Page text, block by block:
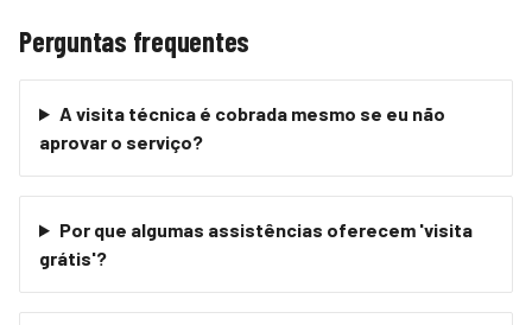
Perguntas frequentes
A visita técnica é cobrada mesmo se eu não
aprovar o serviço?
Por que algumas assistências oferecem 'visita
grátis'?